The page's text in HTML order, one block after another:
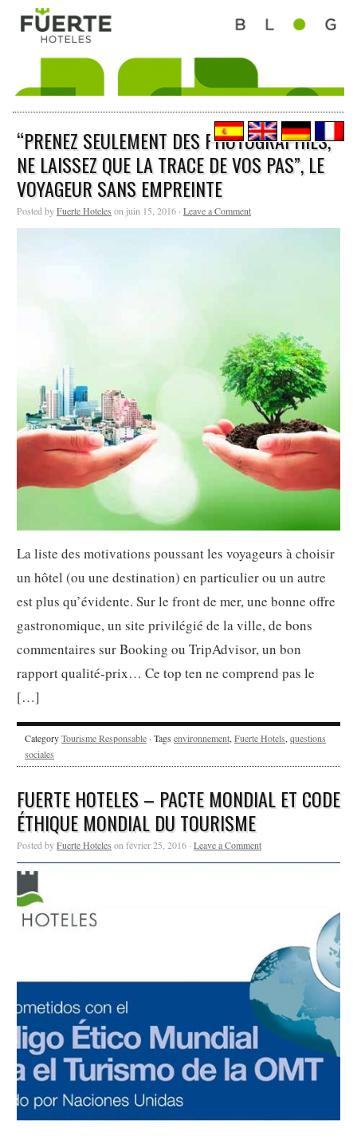
“PRENEZ SEULEMENT DES PHOTOGRAPHIES,
NE LAISSEZ QUE LA TRACE DE VOS PAS”, LE
VOYAGEUR SANS EMPREINTE
Posted byFuerte Hoteles on juin 15, 2016 · Leave a Comment
La liste des motivations poussant les voyageurs à choisir
un hôtel (ou une destination) en particulier ou un autre
est plus qu’évidente. Sur le front de mer, une bonne offre
gastronomique, un site privilégié de la ville, de bons
commentaires sur Booking ou TripAdvisor, un bon
rapport qualité-prix… Ce top ten ne comprend pas le
[…]
CategoryTourisme Responsable · Tags environnement, Fuerte Hotels, questions
sociales
FUERTE HOTELES – PACTE MONDIAL ET CODE
ÉTHIQUE MONDIAL DU TOURISME
Posted byFuerte Hoteles on février 25, 2016 · Leave a Comment